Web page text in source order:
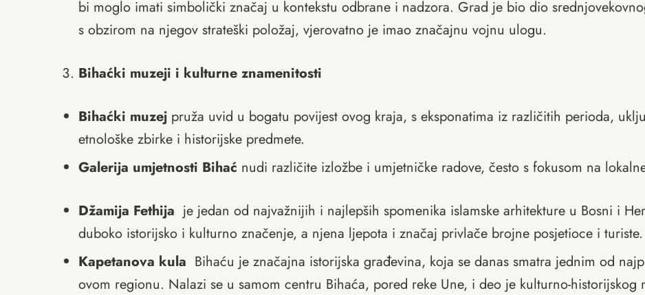
bi moglo imati simbolički značaj u kontekstu odbrane i nadzora. Grad je bio dio
s obzirom na njegov strateški položaj, vjerovatno je imao značajnu vojnu ulogu.
Bihaćki muzeji i kulturne znamenitosti
Bihaćki muzej pruža uvid u bogatu povijest ovog kraja, s eksponatima iz različitih perioda,
etnološke zbirke i historijske predmete.
Galerija umjetnosti Bihać nudi različite izložbe i umjetničke radove, često s fokusom na
Džamija Fethija je jedan od najvažnijih i najlepših spomenika islamske arhitekture u Bosni i
duboko istorijsko i kulturno značenje, a njena ljepota i značaj privlače brojne posjetioce i turiste.
Kapetanova kula Bihaću je značajna istorijska građevina, koja se danas smatra jednim od
ovom regionu. Nalazi se u samom centru Bihaća, pored reke Une, i deo je kulturno-historijskog